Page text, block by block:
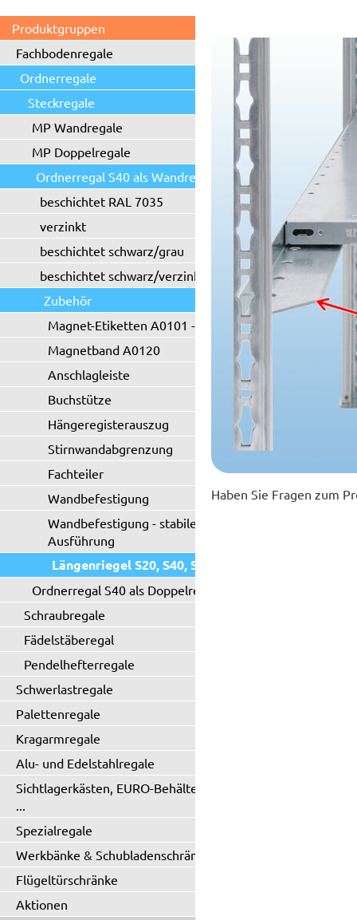
Produktgruppen
Fachbodenregale
Ordnerregale
Steckregale
MP Wandregale
MP Doppelregale
Ordnerregal S40 als Wandregal
beschichtet RAL 7035
verzinkt
beschichtet schwarz/grau
beschichtet schwarz/verzinkt
Zubehör
Magnet-Etiketten A0101 - A0102
Magnetband A0120
Anschlagleiste
Buchstütze
Hängeregisterauszug
Stirnwandabgrenzung
Fachteiler
Wandbefestigung
Wandbefestigung - stabile
Ausführung
Längenriegel S20, S40, S71
Ordnerregal S40 als Doppelregal
Schraubregale
Fädelstäberegal
Pendelhefterregale
Schwerlastregale
Palettenregale
Kragarmregale
Alu- und Edelstahlregale
Sichtlagerkästen, EURO-Behälter
...
Spezialregale
Werkbänke & Schubladenschränke
Flügeltürschränke
Aktionen
Haben Sie Fragen zum